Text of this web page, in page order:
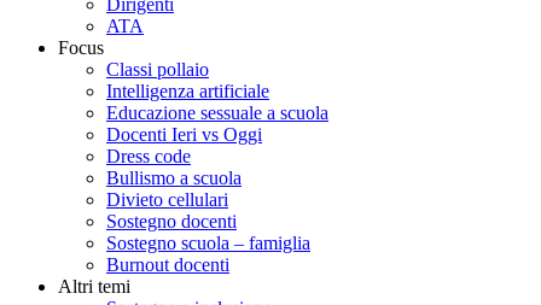
ATA
Focus
Classi pollaio
Intelligenza artificiale
Educazione sessuale a scuola
Docenti Ieri vs Oggi
Dress code
Bullismo a scuola
Divieto cellulari
Sostegno docenti
Sostegno scuola – famiglia
Burnout docenti
Altri temi